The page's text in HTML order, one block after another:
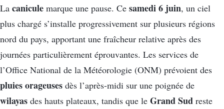
La canicule marque une pause. Ce samedi 6 juin, un ciel
plus chargé s’installe progressivement sur plusieurs régions
nord du pays, apportant une fraîcheur relative après des
journées particulièrement éprouvantes. Les services de
l’Office National de la Météorologie (ONM) prévoient des
pluies orageuses dès l’après-midi sur une poignée de
wilayas des hauts plateaux, tandis que le Grand Sud reste